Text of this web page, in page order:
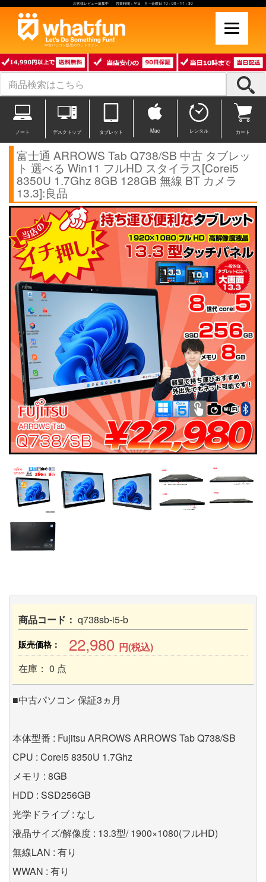
お客様レビュー募集中 営業時間：平日 月～金曜日 10：00～17：30
中古パソコン販売のワットファン
ノート デスクトップ タブレット Mac レンタル カート
富士通 ARROWS Tab Q738/SB 中古 タブレッ
ト 選べる Win11 フルHD スタイラス[Corei5
8350U 1.7Ghz 8GB 128GB 無線 BT カメラ
13.3]:良品
商品コード： q738sb-i5-b
販売価格： 22,980 円(税込)
在庫： 0 点
■中古パソコン 保証3ヵ月
本体型番 : Fujitsu ARROWS ARROWS Tab Q738/SB
CPU : Corei5 8350U 1.7Ghz
メモリ : 8GB
HDD : SSD256GB
光学ドライブ : なし
液晶サイズ/解像度 : 13.3型/ 1900×1080(フルHD)
無線LAN : 有り
WWAN : 有り